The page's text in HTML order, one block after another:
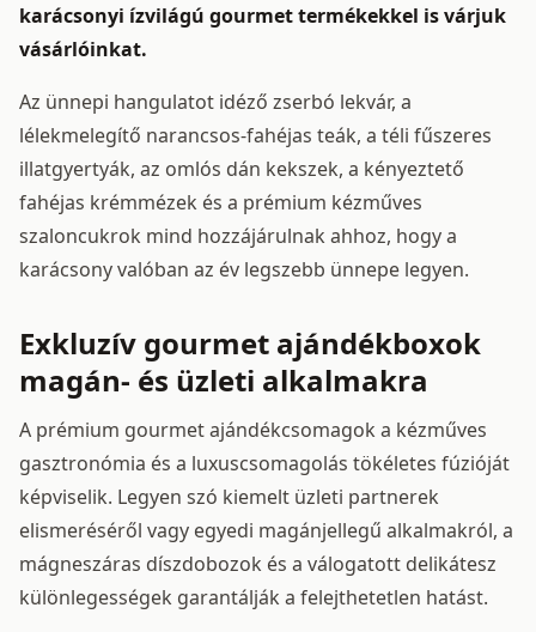
karácsonyi ízvilágú gourmet termékekkel is várjuk
vásárlóinkat.
Az ünnepi hangulatot idéző zserbó lekvár, a
lélekmelegítő narancsos-fahéjas teák, a téli fűszeres
illatgyertyák, az omlós dán kekszek, a kényeztető
fahéjas krémmézek és a prémium kézműves
szaloncukrok mind hozzájárulnak ahhoz, hogy a
karácsony valóban az év legszebb ünnepe legyen.
Exkluzív gourmet ajándékboxok
magán- és üzleti alkalmakra
A prémium gourmet ajándékcsomagok a kézműves
gasztronómia és a luxuscsomagolás tökéletes fúzióját
képviselik. Legyen szó kiemelt üzleti partnerek
elismeréséről vagy egyedi magánjellegű alkalmakról, a
mágneszáras díszdobozok és a válogatott delikátesz
különlegességek garantálják a felejthetetlen hatást.